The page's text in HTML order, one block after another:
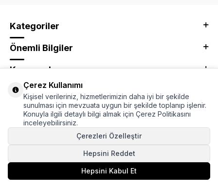
Sepete Ekle
Kategoriler
Önemli Bilgiler
Kurumsal
Adres & İletişim
T-SoftE-TicaretSistemleriyle Hazırlanmıştır.
Çerez Kullanımı
Kişisel verileriniz, hizmetlerimizin daha iyi bir şekilde
sunulması için mevzuata uygun bir şekilde toplanıp işlenir.
Konuyla ilgili detaylı bilgi almak için Çerez Politikasını
inceleyebilirsiniz.
Çerezleri Özelleştir
Hepsini Reddet
Hepsini Kabul Et